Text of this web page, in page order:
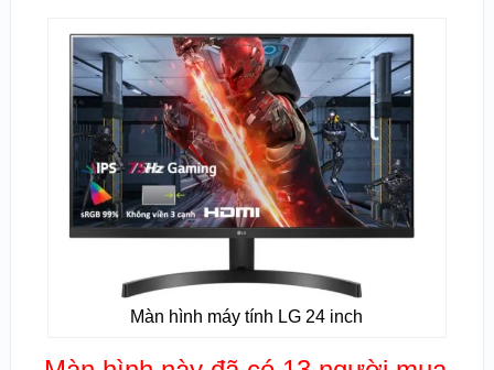
Màn hình máy tính LG 24 inch